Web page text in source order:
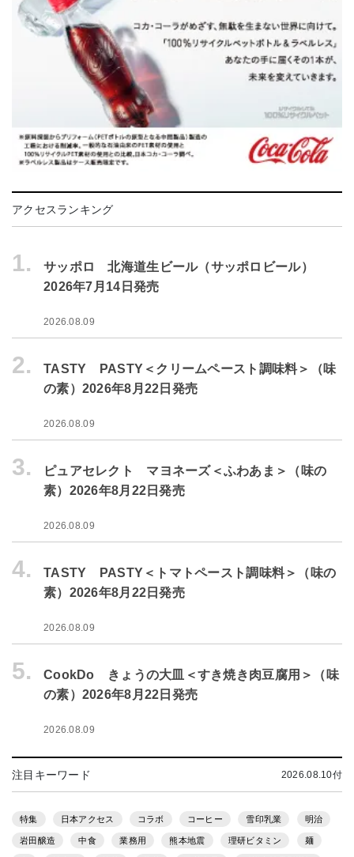
アクセスランキング
1.
サッポロ 北海道生ビール（サッポロビール）
2026年7月14日発売
2026.08.09
2.
TASTY PASTY＜クリームペースト調味料＞（味
の素）2026年8月22日発売
2026.08.09
3.
ピュアセレクト マヨネーズ＜ふわあま＞（味の
素）2026年8月22日発売
2026.08.09
4.
TASTY PASTY＜トマトペースト調味料＞（味の
素）2026年8月22日発売
2026.08.09
5.
CookDo きょうの大皿＜すき焼き肉豆腐用＞（味
の素）2026年8月22日発売
2026.08.09
注目キーワード 2026.08.10付
特集 日本アクセス コラボ コーヒー 雪印乳業 明治
岩田醸造 中食 業務用 熊本地震 理研ビタミン 麺